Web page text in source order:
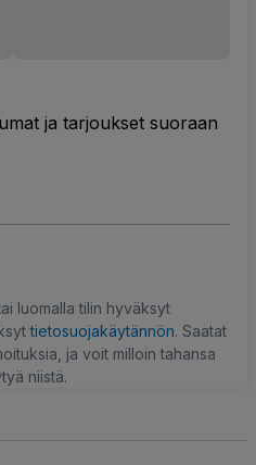
ja tarjoukset suoraan
luomalla tilin hyväksyt
tietosuojakäytännön. Saatat
ja voit milloin tahansa
niistä.